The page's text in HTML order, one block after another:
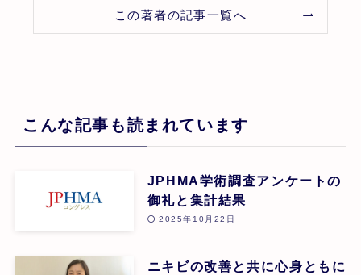
この著者の記事一覧へ
こんな記事も読まれています
JPHMA学術調査アンケートの
御礼と集計結果
2025年10月22日
ニキビの改善と共に心身ともに